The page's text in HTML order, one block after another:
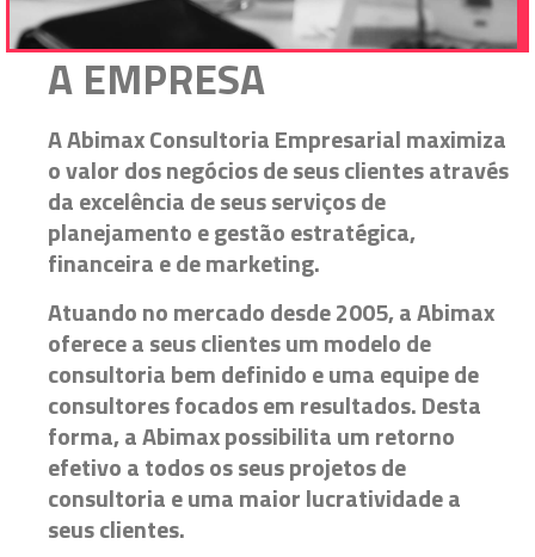
A EMPRESA
A Abimax Consultoria Empresarial maximiza
o valor dos negócios de seus clientes através
da excelência de seus serviços de
planejamento e gestão estratégica,
financeira e de marketing.
Atuando no mercado desde 2005, a Abimax
oferece a seus clientes um modelo de
consultoria bem definido e uma equipe de
consultores focados em resultados. Desta
forma, a Abimax possibilita um retorno
efetivo a todos os seus projetos de
consultoria e uma maior lucratividade a
seus clientes.